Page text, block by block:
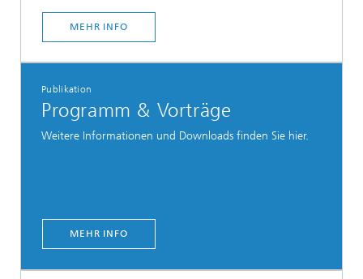
MEHR INFO
Publikation
Programm & Vorträge
Weitere Informationen und Downloads finden Sie hier.
MEHR INFO